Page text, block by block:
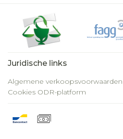
Juridische links
Algemene verkoopsvoorwaarden
Cookies ODR-platform